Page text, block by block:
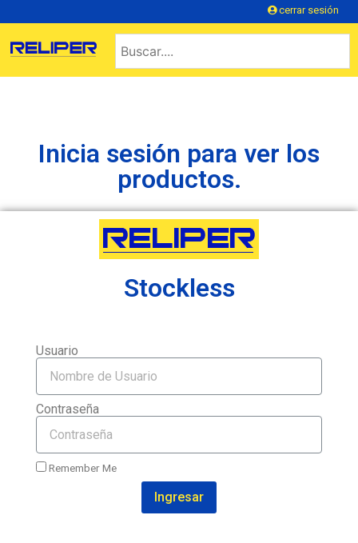
cerrar sesión
Inicia sesión para ver los
productos.
Stockless
Usuario
Contraseña
Remember Me
Ingresar